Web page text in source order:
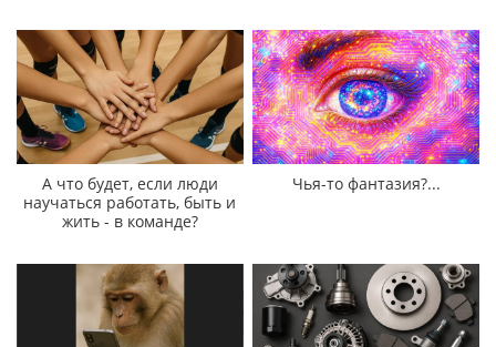
А что будет, если люди
научаться работать, быть и
жить - в команде?
Чья-то фантазия?...